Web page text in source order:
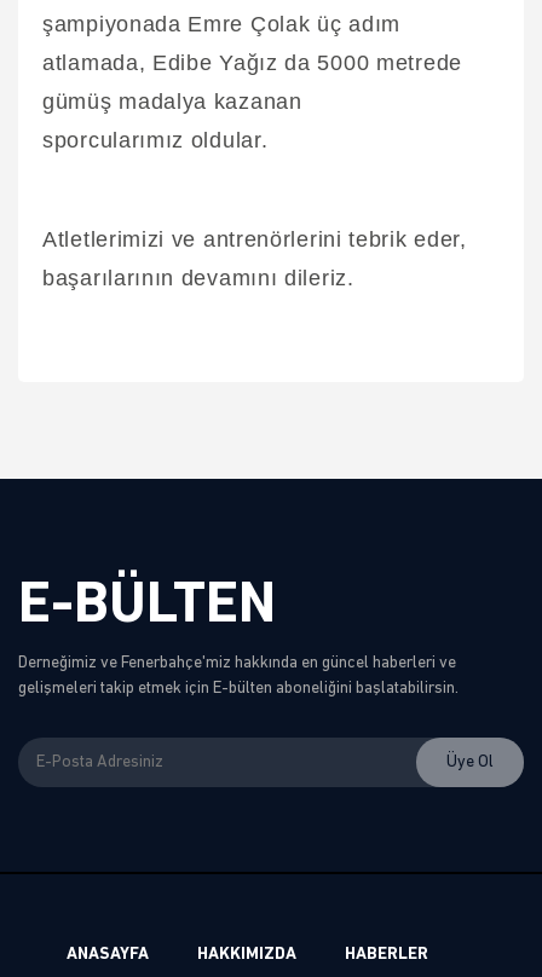
şampiyonada Emre Çolak üç adım
atlamada, Edibe Yağız da 5000 metrede
gümüş madalya kazanan
sporcularımız oldular.
Atletlerimizi ve antrenörlerini tebrik eder,
başarılarının devamını dileriz.
E-BÜLTEN
Derneğimiz ve Fenerbahçe'miz hakkında en güncel haberleri ve
gelişmeleri takip etmek için E-bülten aboneliğini başlatabilirsin.
ANASAYFA HAKKIMIZDA HABERLER